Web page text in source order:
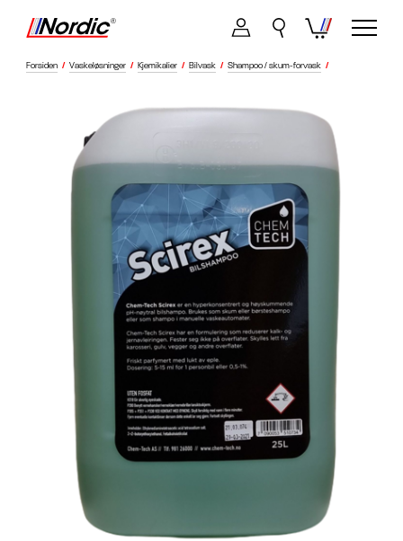
Forsiden / Vaskeløsninger / Kjemikalier / Bilvask / Shampoo / skum-forvask /